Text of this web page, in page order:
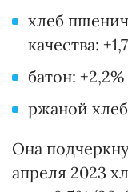
хлеб
качества:
батон:
ржаной
Она
апреля 2023